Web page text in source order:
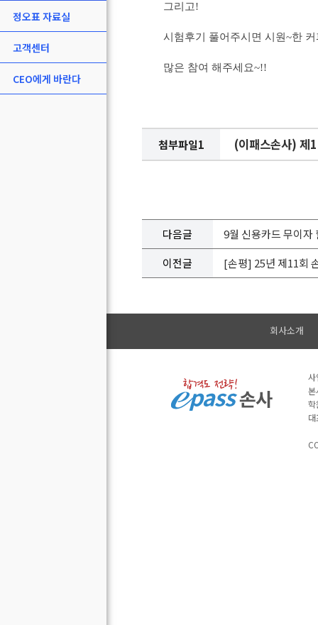
정오표 자료실
고객센터
CEO에게 바란다
그리고!
시험후기 풀어주시면 시원~한
많은 참여 해주세요~!!
첨부파일1 (이패스손사)
다음글
9월 신용카드 무이자
이전글
[손평] 25년 제11회
회사소개